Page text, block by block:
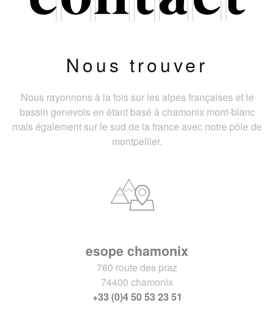
Nous trouver
Nous rayonnons à la fois sur les alpes françaises et le
bassin genevois en étant basé à chamonix mont-blanc
mais également sur le sud de la france avec notre pôle de
montpellier.
esope chamonix
760 route des praz
74400 chamonix
+33 (0)4 50 53 23 51